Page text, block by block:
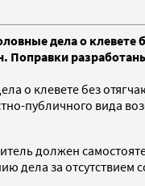
дела о
Поправки
о клевете без
публичного вида
должен
дела за отсутствием